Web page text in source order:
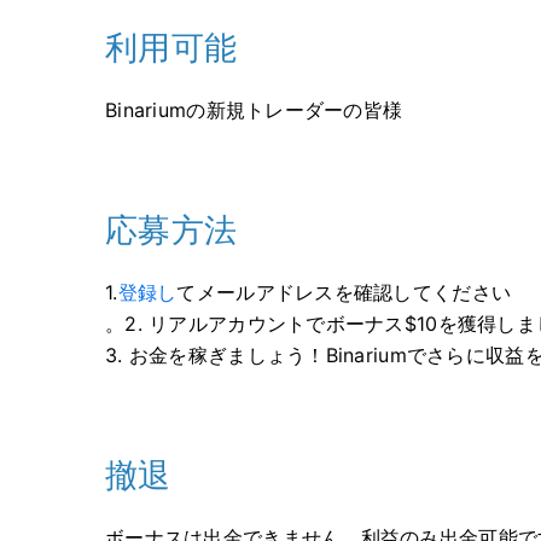
利用可能
Binariumの新規トレーダーの皆様
応募方法
1.登録してメールアドレスを確認してください
。2. リアルアカウントでボーナス$10を獲得しま
3. お金を稼ぎましょう！Binariumでさらに収益
撤退